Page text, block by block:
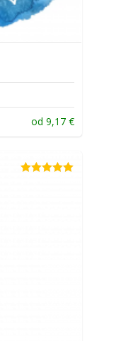
od 9,17 €